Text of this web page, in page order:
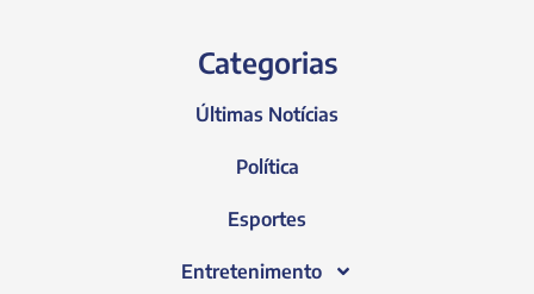
Categorias
Últimas Notícias
Política
Esportes
Entretenimento